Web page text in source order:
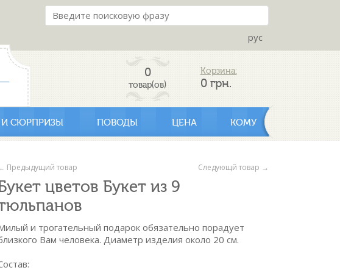
рус
0
товар(ов)
Корзина:
0 грн.
И СЮРПРИЗЫ ПОВОДЫ ЦЕНА КОМУ
Следующй товар →
Предыдущий товар
цветов Букет из 9
и трогательный подарок обязательно порадует
Вам человека. Диаметр изделия около 20 см.